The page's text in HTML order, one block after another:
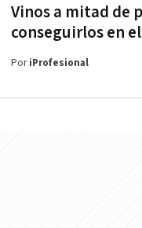
Vinos a mitad de
conseguirlos en
PoriProfesional